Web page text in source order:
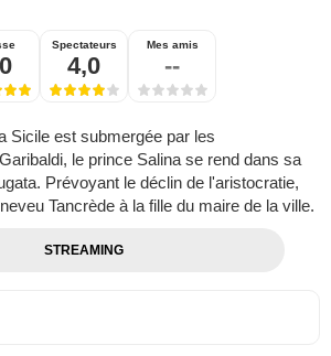
Spectateurs
4,0
Mes amis
--
Sicile est submergée par les
le prince Salina se rend dans sa
Prévoyant le déclin de l'aristocratie,
Tancrède à la fille du maire de la ville.
STREAMING